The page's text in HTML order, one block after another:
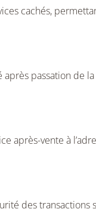
cachés,
passation de
vente à
des transactions